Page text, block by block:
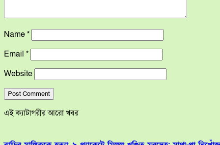
Name*
Email *
Website
এই ক্যাটাগরীর আরো খবর